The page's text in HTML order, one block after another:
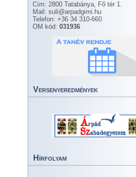
Cím: 2800 Tatabánya, Fő tér 1.
Mail: suli@arpadgimi.hu
Telefon: +36 34 310-660
OM kód: 031936
Versenyeredmények
Hírfolyam